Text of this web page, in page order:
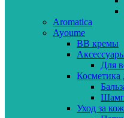
Aromatica
Ayoume
BB кремы
Для
Косметика
Уход за